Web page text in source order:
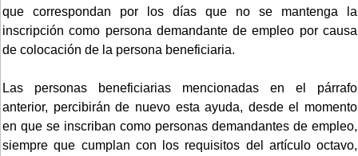
que correspondan por los días que no se mantenga la
inscripción como persona demandante de empleo por causa
de colocación de la persona beneficiaria.
Las personas beneficiarias mencionadas en el párrafo
anterior, percibirán de nuevo esta ayuda, desde el momento
en que se inscriban como personas demandantes de empleo,
siempre que cumplan con los requisitos del artículo octavo,